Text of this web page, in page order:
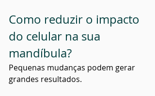
Como reduzir o impacto
do celular na sua
mandíbula?
Pequenas mudanças podem gerar
grandes resultados.